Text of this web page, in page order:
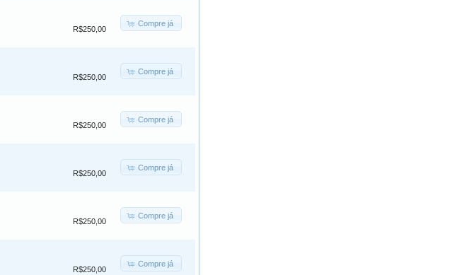
R$250,00
Compre já
R$250,00
Compre já
R$250,00
Compre já
R$250,00
Compre já
R$250,00
Compre já
R$250,00
Compre já